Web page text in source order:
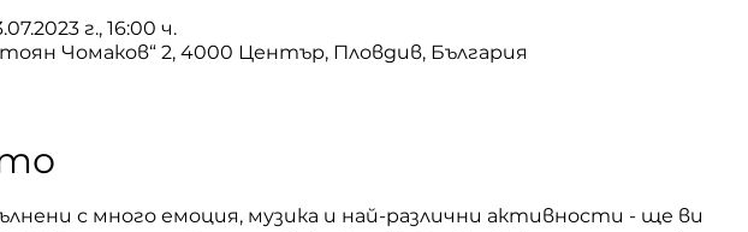
г., 16:00 ч.
Чомаков“ 2, 4000 Център, Пловдив, България
с много емоция, музика и най-различни активности - ще ви